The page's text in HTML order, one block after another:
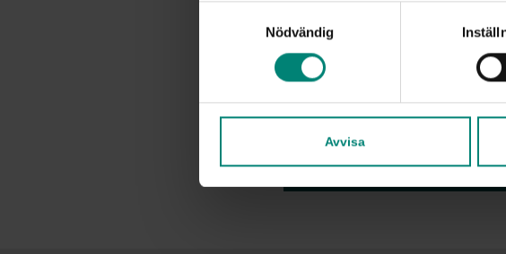
Nödvändig
Avvisa
preparedness are the most
collaborative effort with
precisely meets these needs.
Are you curious about the
Check out the training here!